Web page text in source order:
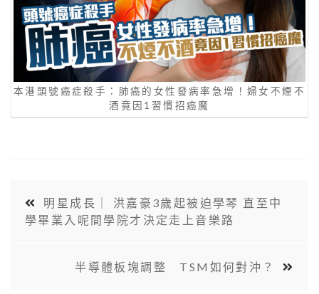
本港頭號癌症殺手：肺癌的女性發病率急增！婦女不煙不
酒竟因1習慣招癌魔
明星成長｜ 洪嘉豪3歲起被迫學琴 直至中
學畢業入呢間學院才決定走上音樂路
半導體板塊調整 TSM如何對沖？